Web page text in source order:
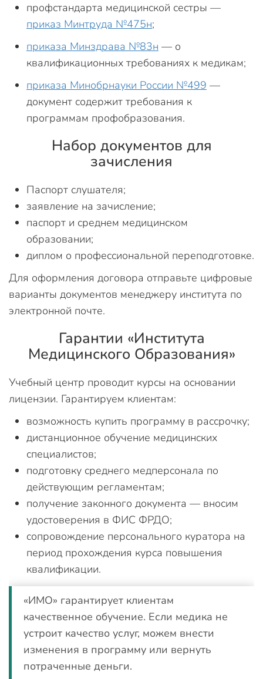
профстандарта медицинской сестры —
приказ Минтруда №475н;
приказа Минздрава №83н — о
квалификационных требованиях к медикам;
приказа Минобрнауки России №499 —
документ содержит требования к
программам профобразования.
Набор документов для
зачисления
Паспорт слушателя;
заявление на зачисление;
паспорт и среднем медицинском
образовании;
диплом о профессиональной переподготовке.
Для оформления договора отправьте цифровые
варианты документов менеджеру института по
электронной почте.
Гарантии «Института
Медицинского Образования»
Учебный центр проводит курсы на основании
лицензии. Гарантируем клиентам:
возможность купить программу в рассрочку;
дистанционное обучение медицинских
специалистов;
подготовку среднего медперсонала по
действующим регламентам;
получение законного документа — вносим
удостоверения в ФИС ФРДО;
сопровождение персонального куратора на
период прохождения курса повышения
квалификации.
«ИМО» гарантирует клиентам
качественное обучение. Если медика не
устроит качество услуг, можем внести
изменения в программу или вернуть
потраченные деньги.